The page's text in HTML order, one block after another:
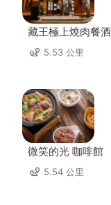
藏王極上燒肉餐
5.53 公里
微笑的光 咖啡館
5.54 公里